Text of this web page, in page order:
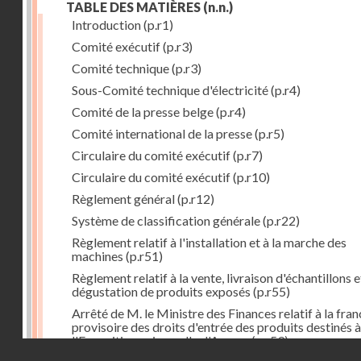
TABLE DES MATIÈRES (n.n.)
Introduction(p.r1)
Comité exécutif(p.r3)
Comité technique(p.r3)
Sous-Comité technique d'électricité(p.r4)
Comité de la presse belge(p.r4)
Comité international de la presse(p.r5)
Circulaire du comité exécutif(p.r7)
Circulaire du comité exécutif(p.r10)
Règlement général(p.r12)
Système de classification générale(p.r22)
Règlement relatif à l'installation et à la marche des
machines (p.r51)
Règlement relatif à la vente, livraison d'échantillons
dégustation de produits exposés (p.r55)
Arrêté de M. le Ministre des Finances relatif à la
provisoire des droits d'entrée des produits destinés à
l'Exposition universelle d'Anvers(p.r59)